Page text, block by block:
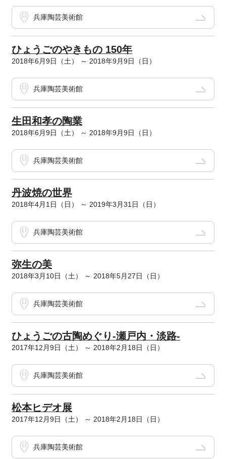
兵庫陶芸美術館
ひょうごのやきもの 150年
2018年6月9日（土） ～ 2018年9月9日（日）
兵庫陶芸美術館
生田和孝の陶業
2018年6月9日（土） ～ 2018年9月9日（日）
兵庫陶芸美術館
丹波焼の世界
2018年4月1日（日） ～ 2019年3月31日（日）
兵庫陶芸美術館
弥生の美
2018年3月10日（土） ～ 2018年5月27日（日）
兵庫陶芸美術館
ひょうごの古陶めぐり-瀬戸内・淡路-
2017年12月9日（土） ～ 2018年2月18日（日）
兵庫陶芸美術館
松本ヒデオ展
2017年12月9日（土） ～ 2018年2月18日（日）
兵庫陶芸美術館